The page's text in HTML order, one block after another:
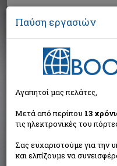
Αναζήτηση
Αποτελέσματα
Συγγραφέας:
Ταξινόμηση ανά:
Παύση εργασιών
Αγαπητοί μας πελάτες,
Μετά από περίπου 13
τις ηλεκτρονικές του
Σας ευχαριστούμε για την
και ελπίζουμε να